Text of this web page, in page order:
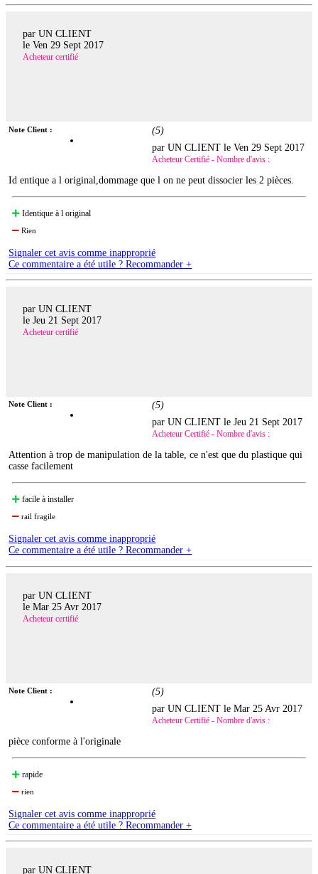
par UN CLIENT
le Ven 29 Sept 2017
Acheteur certifié
Note Client : (5)
par UN CLIENT leVen 29 Sept 2017
Acheteur Certifié - Nombre d'avis :
Id entique a l original,dommage que l on ne peut dissocier les 2 pièces.
Identique à l original
Rien
Signaler cet avis comme inapproprié
Ce commentaire a été utile ? Recommander +
par UN CLIENT
le Jeu 21 Sept 2017
Acheteur certifié
Note Client : (5)
par UN CLIENT leJeu 21 Sept 2017
Acheteur Certifié - Nombre d'avis :
Attention à trop de manipulation de la table, ce n'est que du plastique qui
casse facilement
facile à installer
rail fragile
Signaler cet avis comme inapproprié
Ce commentaire a été utile ? Recommander +
par UN CLIENT
le Mar 25 Avr 2017
Acheteur certifié
Note Client : (5)
par UN CLIENT leMar 25 Avr 2017
Acheteur Certifié - Nombre d'avis :
pièce conforme à l'originale
rapide
rien
Signaler cet avis comme inapproprié
Ce commentaire a été utile ? Recommander +
par UN CLIENT